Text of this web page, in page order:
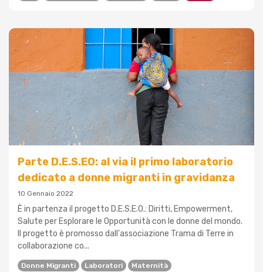
Parte D.E.S.EO: al via il primo laboratorio
dedicato a donne migranti in gravidanza
10 Gennaio 2022
È in partenza il progetto D.E.S.E.O.: Diritti, Empowerment,
Salute per Esplorare le Opportunità con le donne del mondo.
Il progetto è promosso dall'associazione Trama di Terre in
collaborazione co...
Donne Migranti Laboratori
Maternità